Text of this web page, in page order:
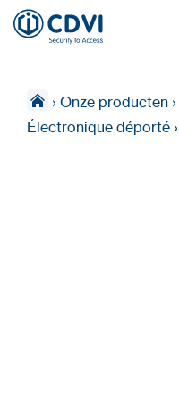
› Onze producten ›
Électronique déporté ›